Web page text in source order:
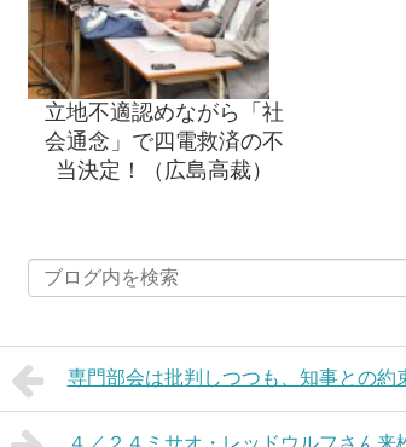
立地不適認めながら「社
会通念」で四電救済の不
当決定！（広島高裁）
専門部会は批判しつつも、知事との約